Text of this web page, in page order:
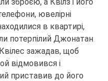
ювелірні
в квартирі,
потерпілий Джонатан
зажадав, щоб
відмовився і
приставив до його